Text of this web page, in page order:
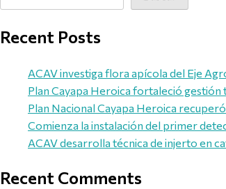
Recent Posts
ACAV investiga flora apícola del Eje
Plan Cayapa Heroica fortaleció
Plan Nacional Cayapa Heroica
Comienza la instalación del primer
ACAV desarrolla técnica de injerto en
Recent Comments